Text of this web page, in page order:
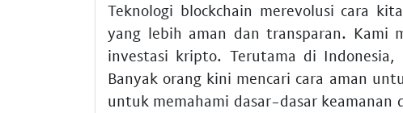
Teknologi blockchain merevolusi cara
yang lebih aman dan transparan. Kami
investasi kripto. Terutama di
Banyak orang kini mencari cara aman
untuk memahami dasar-dasar keamanan